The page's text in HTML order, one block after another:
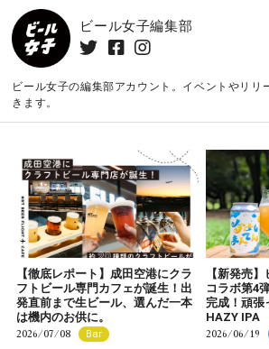
ビール女子編集部
ビール女子の編集部アカウント。イベントやリリ
きます。
【徹底レポート】成田空港にクラ
フトビール専門カフェが誕生！出
発直前まで生ビール、選んだ一本
は機内のお供に。
2026/07/08 Bar
【新発売
コラボ第4
完成！頑張
HAZY IPA
2026/06/19